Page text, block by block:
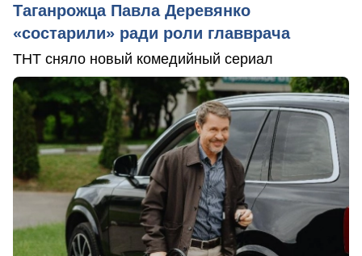
Таганрожца Павла Деревянко
«состарили» ради роли главврача
ТНТ сняло новый комедийный сериал